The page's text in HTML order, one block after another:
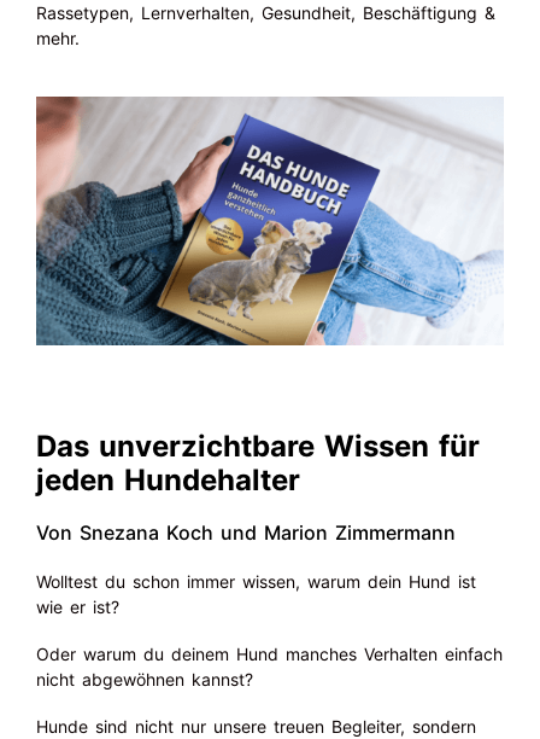
Rassetypen, Lernverhalten, Gesundheit, Beschäftigung &
mehr.
Das unverzichtbare Wissen für
jeden Hundehalter
Von Snezana Koch und Marion Zimmermann
Wolltest du schon immer wissen, warum dein Hund ist
wie er ist?
Oder warum du deinem Hund manches Verhalten einfach
nicht abgewöhnen kannst?
Hunde sind nicht nur unsere treuen Begleiter, sondern